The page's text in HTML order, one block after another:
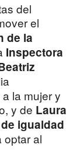
del
el
de la
Inspectora
la mujer y
y de Laura
igualdad
optar al